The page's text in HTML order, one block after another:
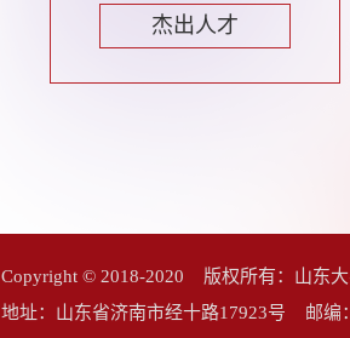
杰出人才
Copyright © 2018-2020 版权所有：山东
地址：山东省济南市经十路17923号 邮